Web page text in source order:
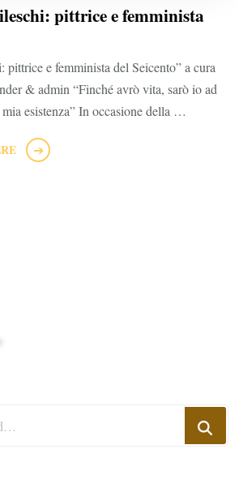
pittrice e femminista
pittrice e femminista del Seicento” a cura
& admin “Finché avrò vita, sarò io ad
esistenza” In occasione della …